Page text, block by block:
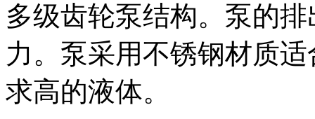
多级齿轮泵结构。泵的
力。泵采用不锈钢材质
求高的液体。